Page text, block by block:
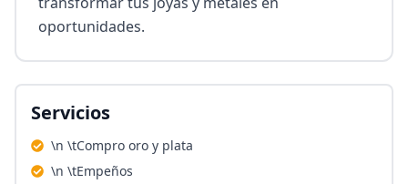
oportunidades.
Servicios
\n \tCompro oro y plata
\n \tEmpeños